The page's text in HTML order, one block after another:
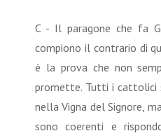
C - Il paragone che fa
compiono il contrario di
è la prova che non
promette. Tutti i cattolici
nella Vigna del Signore,
sono coerenti e